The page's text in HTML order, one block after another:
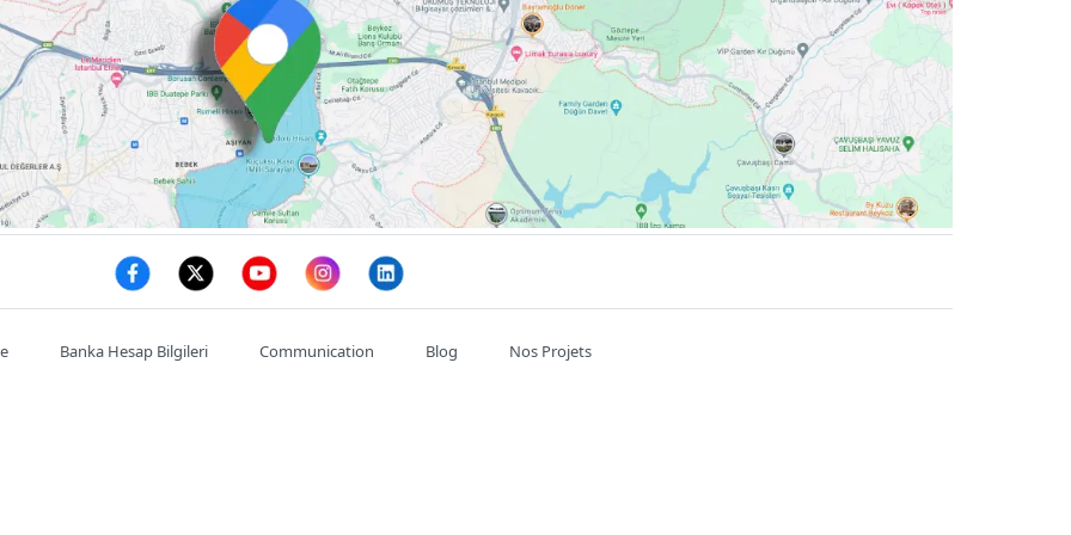
Banka Hesap Bilgileri Communication Blog Nos Projets